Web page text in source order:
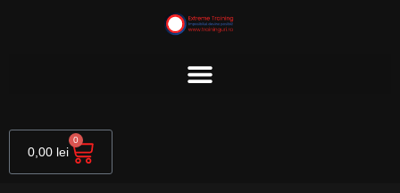
0,00 lei
0
Cart